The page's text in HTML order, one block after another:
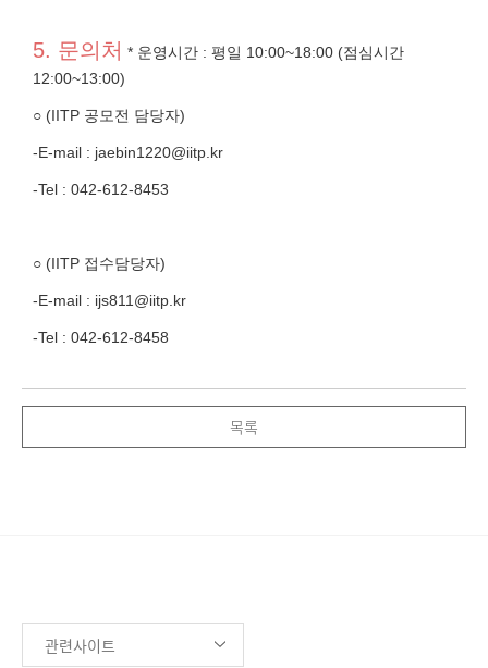
5. 문의처 * 운영시간 : 평일 10:00~18:00 (점심시간
12:00~13:00)
○ (IITP 공모전 담당자)
-E-mail : jaebin1220@iitp.kr
-Tel : 042-612-8453
○ (IITP 접수담당자)
-E-mail : ijs811@iitp.kr
-Tel : 042-612-8458
목록
관련사이트